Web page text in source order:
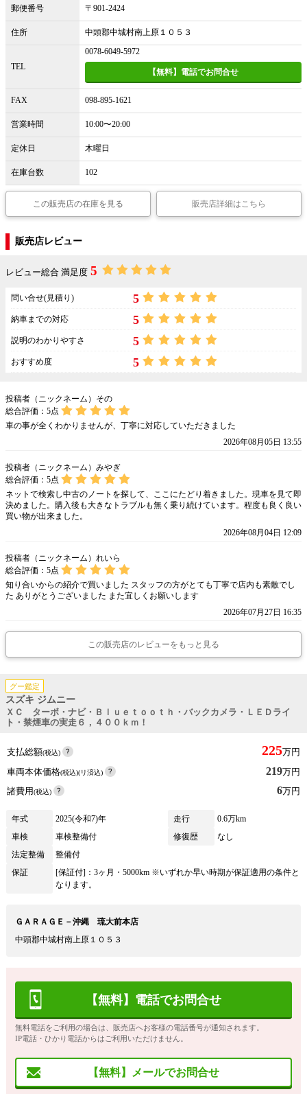
郵便番号 〒901-2424
住所 中頭郡中城村南上原１０５３
TEL
0078-6049-5972
【無料】電話でお問合せ
FAX 098-895-1621
営業時間 10:00〜20:00
定休日 木曜日
在庫台数 102
この販売店の在庫を見る 販売店詳細はこちら
販売店レビュー
レビュー総合 満足度 5
問い合せ(見積り) 5
納車までの対応 5
説明のわかりやすさ 5
おすすめ度 5
投稿者（ニックネーム）その
総合評価： 5点
車の事が全くわかりませんが、丁寧に対応していただきました
2026年08月05日 13:55
投稿者（ニックネーム）みやぎ
総合評価： 5点
ネットで検索し中古のノートを探して、ここにたどり着きました。現車を見て即
決めました。購入後も大きなトラブルも無く乗り続けています。程度も良く良い
買い物が出来ました。
2026年08月04日 12:09
投稿者（ニックネーム）れいら
総合評価： 5点
知り合いからの紹介で買いました スタッフの方がとても丁寧で店内も素敵でし
た ありがとうございました また宜しくお願いします
2026年07月27日 16:35
この販売店のレビューをもっと見る
グー鑑定
スズキ ジムニー
ＸＣ ターボ・ナビ・Ｂｌｕｅｔｏｏｔｈ・バックカメラ・ＬＥＤライ
ト・禁煙車の実走６，４００ｋｍ！
支払総額(税込) 225万円
車両本体価格(税込)(リ済込) 219万円
諸費用(税込) 6万円
年式 2025(令和7)年 走行
0.6万km
車検
車検整備付 修復歴
なし
法定整備
整備付
保証
[保証付]：3ヶ月・5000km ※いずれか早い時期が保証適用の条件と
なります。
ＧＡＲＡＧＥ－沖縄 琉大前本店
中頭郡中城村南上原１０５３
【無料】電話でお問合せ
無料電話をご利用の場合は、販売店へお客様の電話番号が通知されます。
IP電話・ひかり電話からはご利用いただけません。
【無料】メールでお問合せ